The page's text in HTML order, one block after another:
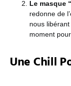
Le masque
redonne de
nous
moment
Une Chill